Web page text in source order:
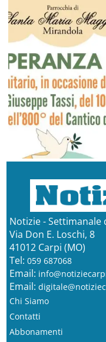
Notizie - Settimanale
Via Don E. Loschi, 8
41012 Carpi (MO)
Tel: 059 687068
Email:
Email:
Chi Siamo
Contatti
Abbonamenti